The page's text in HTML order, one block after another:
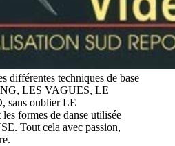
différentes techniques de base
LES VAGUES, LE
sans oublier LE
formes de danse utilisée
Tout cela avec passion,